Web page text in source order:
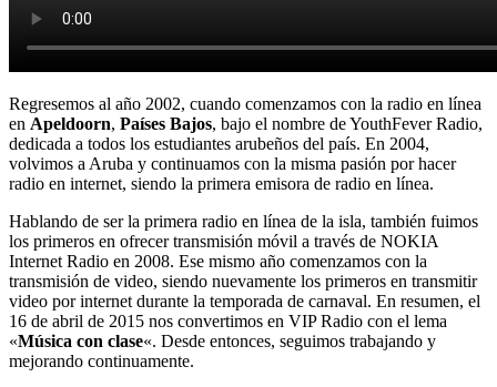
Regresemos al año 2002, cuando comenzamos con la radio en línea
en Apeldoorn, Países Bajos, bajo el nombre de YouthFever Radio,
dedicada a todos los estudiantes arubeños del país. En 2004,
volvimos a Aruba y continuamos con la misma pasión por hacer
radio en internet, siendo la primera emisora ​​de radio en línea.
Hablando de ser la primera radio en línea de la isla, también fuimos
los primeros en ofrecer transmisión móvil a través de NOKIA
Internet Radio en 2008. Ese mismo año comenzamos con la
transmisión de video, siendo nuevamente los primeros en transmitir
video por internet durante la temporada de carnaval. En resumen, el
16 de abril de 2015 nos convertimos en VIP Radio con el lema
«Música con clase«. Desde entonces, seguimos trabajando y
mejorando continuamente.